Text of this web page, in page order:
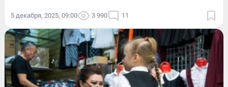
5 декабря, 2025, 09:00 3 990 11